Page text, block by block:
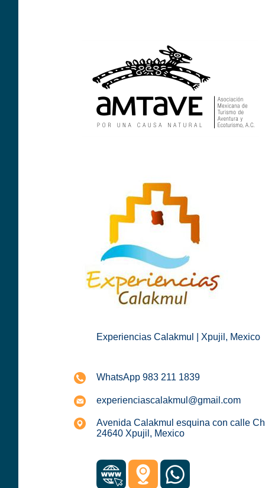
Experiencias Calakmul | Xpujil, Mexico
WhatsApp 983 211 1839
experienciascalakmul@gmail.com
Avenida Calakmul esquina con calle
24640 Xpujil, Mexico